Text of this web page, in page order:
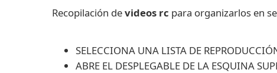
Recopilación devideos rc para organizarlos en
SELECCIONA UNA LISTA DE
ABRE EL DESPLEGABLE DE LA ESQUINA